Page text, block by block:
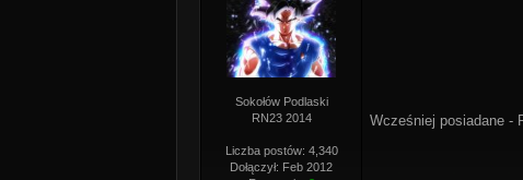
Sokołów Podlaski
RN23 2014
Liczba postów: 4,340
Dołączył: Feb 2012
Wcześniej posiadane -